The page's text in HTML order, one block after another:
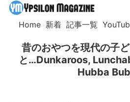
Home 新着 記事一覧
昔のおやつを現代の子
と…Dunkaroos,
Hubba